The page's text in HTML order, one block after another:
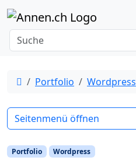
Weiter zum Inhalt
StartPortfolio Wordpress
Portfolio Wordpress
Seitenmenü öffnen